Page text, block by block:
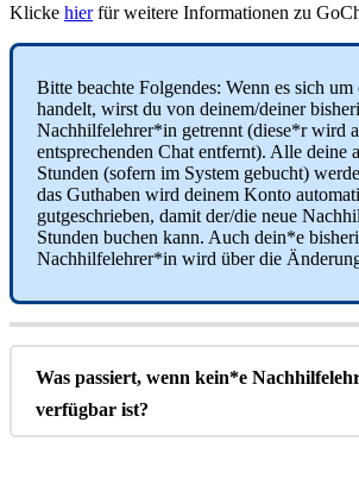
Klicke hier für weitere Informationen zu
Bitte beachte Folgendes: Wenn es sich um
handelt, wirst du von deinem/deiner
Nachhilfelehrer*in getrennt (diese*r wird
entsprechenden Chat entfernt). Alle deine
Stunden (sofern im System gebucht)
das Guthaben wird deinem Konto
gutgeschrieben, damit der/die neue
Stunden buchen kann. Auch dein*e
Nachhilfelehrer*in wird über die Ä
Was passiert, wenn kein*e
verfügbar ist?